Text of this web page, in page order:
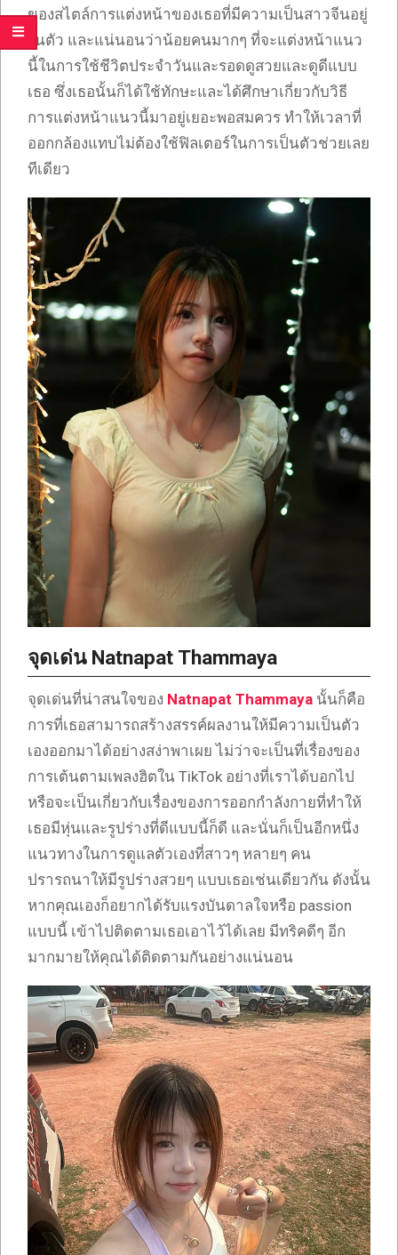
ของสไตล์การแต่งหน้าของเธอที่มีความเป็นสาวจีนอยู่
ในตัว และแน่นอนว่าน้อยคนมากๆ ที่จะแต่งหน้าแนว
นี้ในการใช้ชีวิตประจำวันและรอดดูสวยและดูดีแบบ
เธอ ซึ่งเธอนั้นก็ได้ใช้ทักษะและได้ศึกษาเกี่ยวกับวิธี
การแต่งหน้าแนวนี้มาอยู่เยอะพอสมควร ทำให้เวลาที่
ออกกล้องแทบไม่ต้องใช้ฟิลเตอร์ในการเป็นตัวช่วยเลย
ทีเดียว
จุดเด่น Natnapat Thammaya
จุดเด่นที่น่าสนใจของ Natnapat Thammaya นั้นก็คือ
การที่เธอสามารถสร้างสรรค์ผลงานให้มีความเป็นตัว
เองออกมาได้อย่างสง่าพาเผย ไม่ว่าจะเป็นที่เรื่องของ
การเต้นตามเพลงฮิตใน TikTok อย่างที่เราได้บอกไป
หรือจะเป็นเกี่ยวกับเรื่องของการออกกำลังกายที่ทำให้
เธอมีหุ่นและรูปร่างที่ดีแบบนี้ก็ดี และนั่นก็เป็นอีกหนึ่ง
แนวทางในการดูแลตัวเองที่สาวๆ หลายๆ คน
ปรารถนาให้มีรูปร่างสวยๆ แบบเธอเช่นเดียวกัน ดังนั้น
หากคุณเองก็อยากได้รับแรงบันดาลใจหรือ passion
แบบนี้ เข้าไปติดตามเธอเอาไว้ได้เลย มีทริคดีๆ อีก
มากมายให้คุณได้ติดตามกันอย่างแน่นอน